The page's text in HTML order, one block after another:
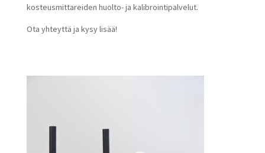
kosteusmittareiden huolto- ja kalibrointipalvelut.
Ota yhteyttä ja kysy lisää!